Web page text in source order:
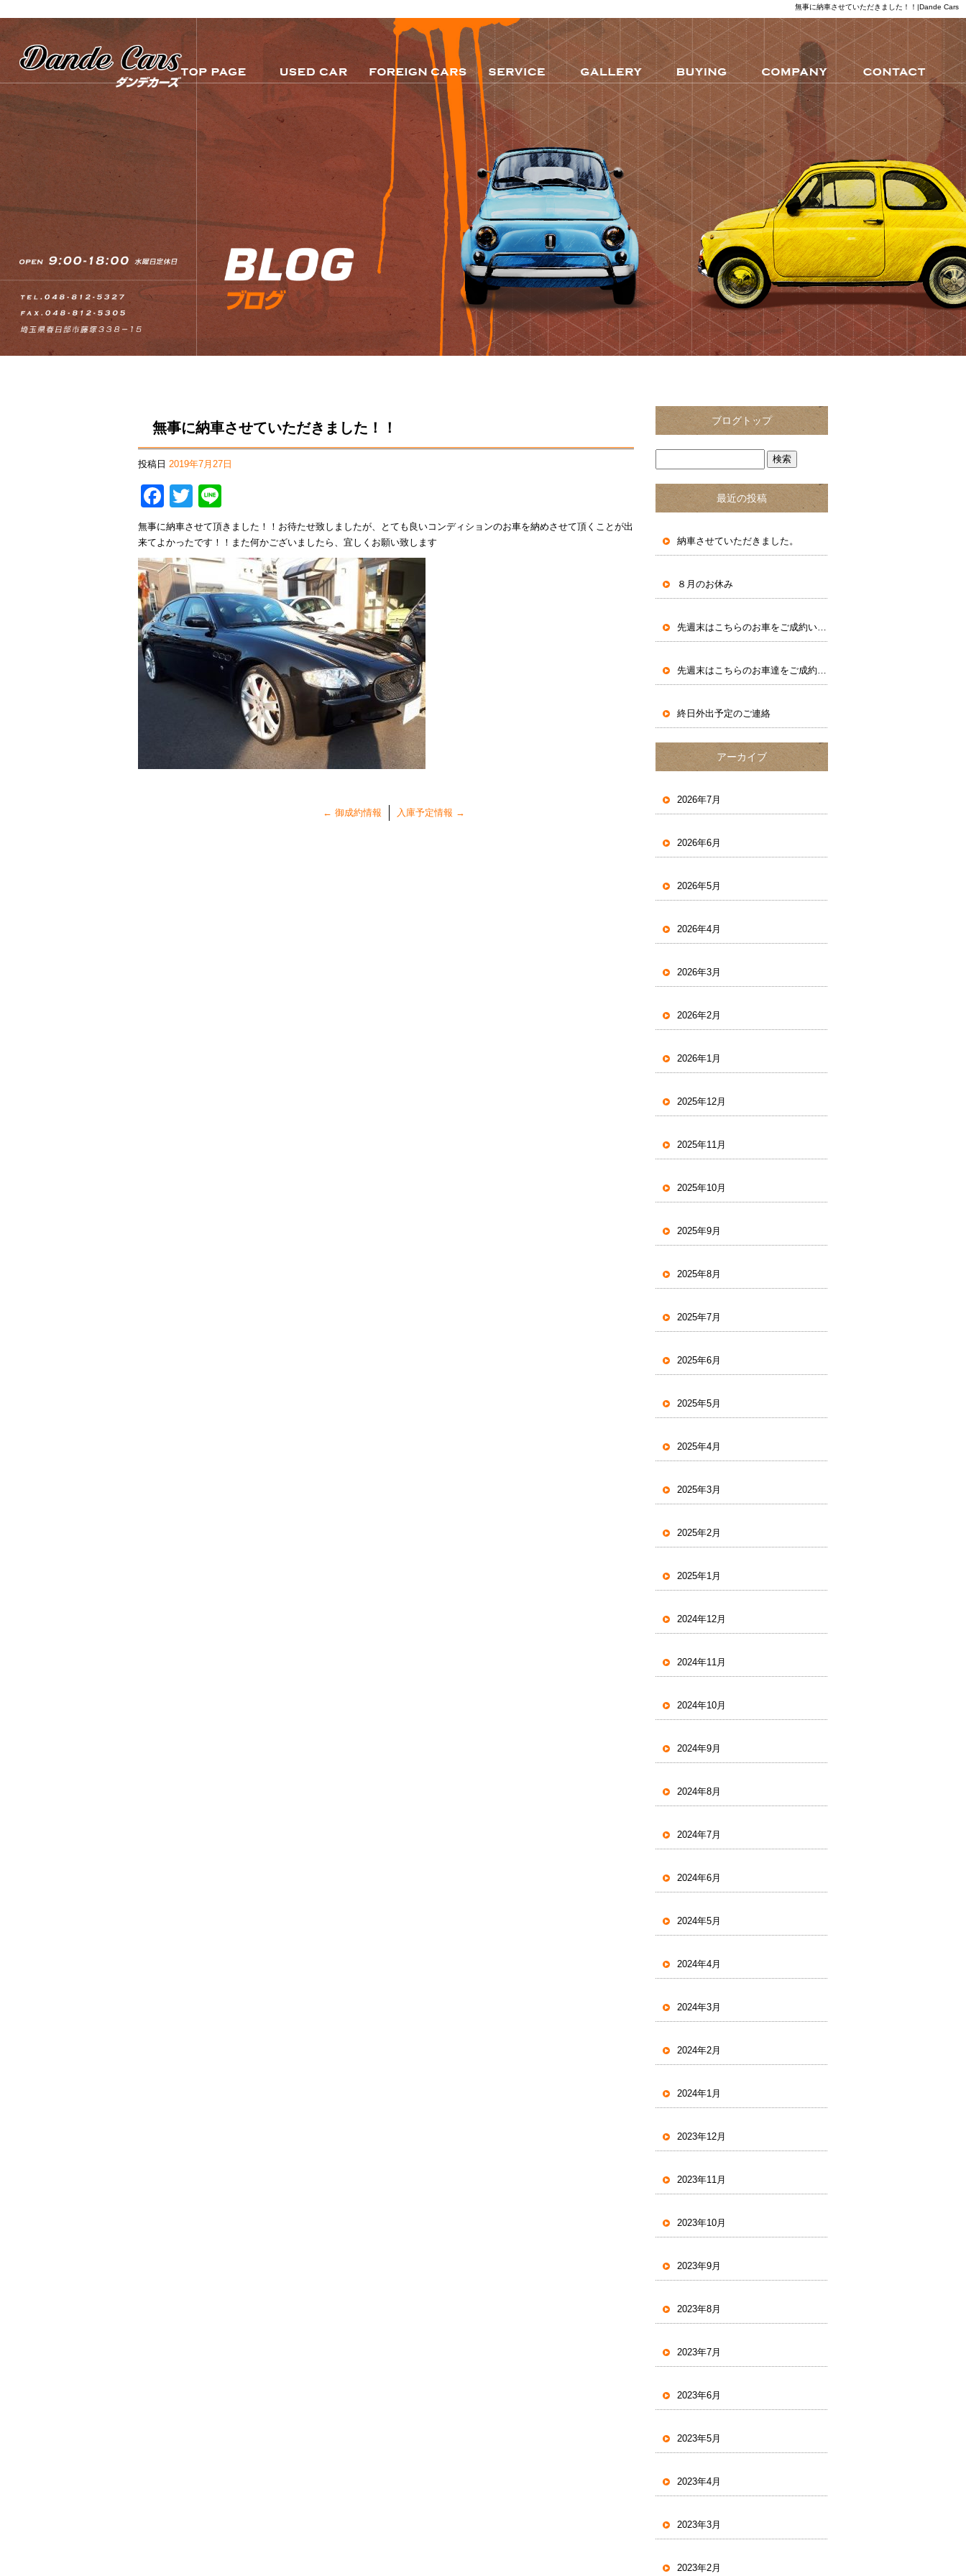
無事に納車させていただきました！！|Dande Cars
無事に納車させていただきました！！
投稿日 2019年7月27日
Facebook
Twitter
無事に納車させて頂きました！！お待たせ致しましたが、とても良いコンディションのお車を納めさせて頂くことが出
来てよかったです！！また何かございましたら、宜しくお願い致します
← 御成約情報 入庫予定情報 →
ブログトップ
最近の投稿
納車させていただきました。
８月のお休み
先週末はこちらのお車をご成約いただきました。
先週末はこちらのお車達をご成約いただきました。
終日外出予定のご連絡
アーカイブ
2026年7月
2026年6月
2026年5月
2026年4月
2026年3月
2026年2月
2026年1月
2025年12月
2025年11月
2025年10月
2025年9月
2025年8月
2025年7月
2025年6月
2025年5月
2025年4月
2025年3月
2025年2月
2025年1月
2024年12月
2024年11月
2024年10月
2024年9月
2024年8月
2024年7月
2024年6月
2024年5月
2024年4月
2024年3月
2024年2月
2024年1月
2023年12月
2023年11月
2023年10月
2023年9月
2023年8月
2023年7月
2023年6月
2023年5月
2023年4月
2023年3月
2023年2月